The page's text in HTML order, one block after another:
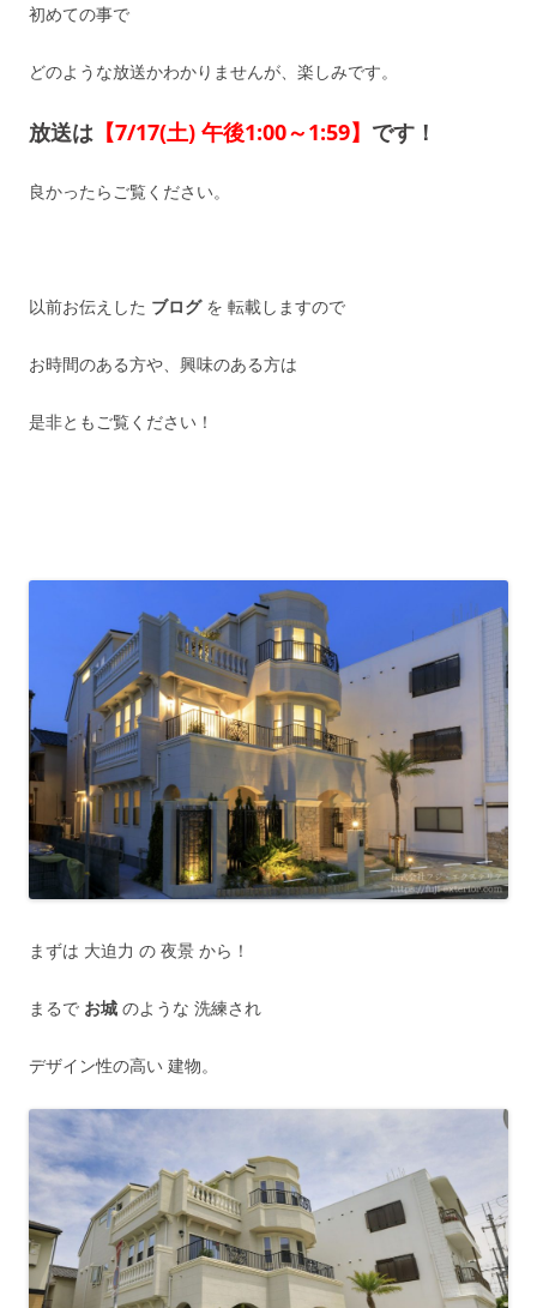
初めての事で
どのような放送かわかりませんが、楽しみです。
放送は 【7/17(土) 午後1:00～1:59】 です！
良かったらご覧ください。
以前お伝えした ブログを 転載しますので
お時間のある方や、興味のある方は
是非ともご覧ください！
まずは 大迫力 の 夜景 から！
まるで お城 のような 洗練され
デザイン性の高い 建物。